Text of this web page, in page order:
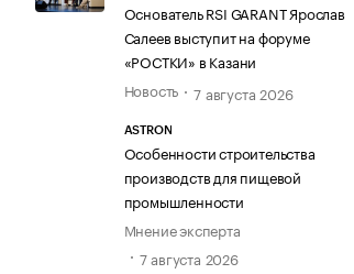
Основатель RSI GARANT Ярослав
Салеев выступит на форуме
«РОСТКИ» в Казани
Новость
7 августа 2026
ASTRON
Особенности строительства
производств для пищевой
промышленности
Мнение эксперта
7 августа 2026